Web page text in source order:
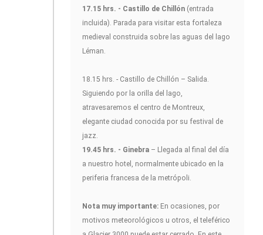
17.15 hrs. - Castillo de Chillón (entrada
incluida). Parada para visitar esta fortaleza
medieval construida sobre las aguas del lago
Léman.
18.15 hrs. - Castillo de Chillón – Salida.
Siguiendo por la orilla del lago,
atravesaremos el centro de Montreux,
elegante ciudad conocida por su festival de
jazz.
19.45 hrs. - Ginebra – Llegada al final del día
a nuestro hotel, normalmente ubicado en la
periferia francesa de la metrópoli.
Nota muy importante: En ocasiones, por
motivos meteorológicos u otros, el teleférico